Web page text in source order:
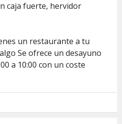
caja fuerte, hervidor
un restaurante a tu
Se ofrece un desayuno
a 10:00 con un coste